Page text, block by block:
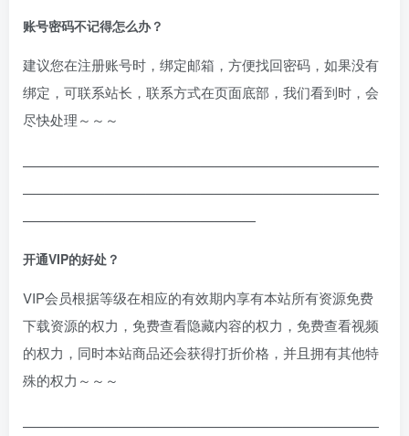
账号密码不记得怎么办？
建议您在注册账号时，绑定邮箱，方便找回密码，如果没有
绑定，可联系站长，联系方式在页面底部，我们看到时，会
尽快处理～～～
——————————————————————————
——————————————————————————
—————————————————
开通VIP的好处？
VIP会员根据等级在相应的有效期内享有本站所有资源免费
下载资源的权力，免费查看隐藏内容的权力，免费查看视频
的权力，同时本站商品还会获得打折价格，并且拥有其他特
殊的权力～～～
——————————————————————————